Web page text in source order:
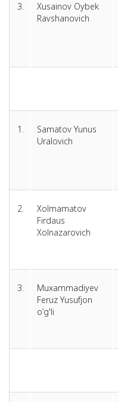
3.
Xusainov Oybek
Ravshanovich
1.
Samatov Yunus
Uralovich
2.
Xolmamatov
Firdaus
Xolnazarovich
3.
Muxammadiyev
Feruz Yusufjon
o‘g'li